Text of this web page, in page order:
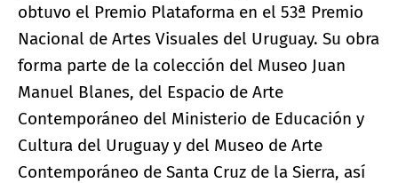
obtuvo el Premio Plataforma en el 53ª Premio
Nacional de Artes Visuales del Uruguay. Su obra
forma parte de la colección del Museo Juan
Manuel Blanes, del Espacio de Arte
Contemporáneo del Ministerio de Educación y
Cultura del Uruguay y del Museo de Arte
Contemporáneo de Santa Cruz de la Sierra, así